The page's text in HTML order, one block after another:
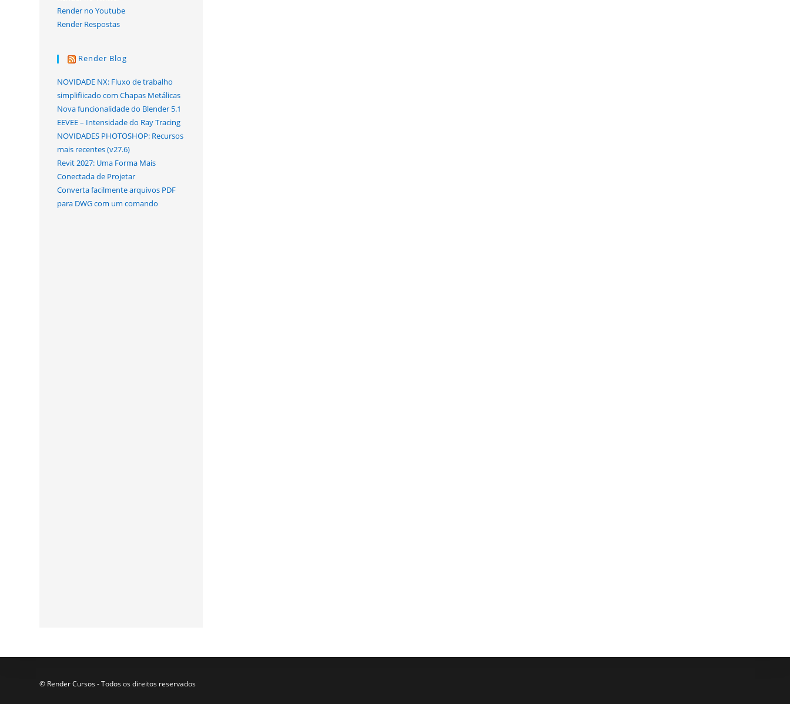
Render no Youtube
Render Respostas
Render Blog
NOVIDADE NX: Fluxo de trabalho
simplifiicado com Chapas Metálicas
Nova funcionalidade do Blender 5.1
EEVEE – Intensidade do Ray Tracing
NOVIDADES PHOTOSHOP: Recursos
mais recentes (v27.6)
Revit 2027: Uma Forma Mais
Conectada de Projetar
Converta facilmente arquivos PDF
para DWG com um comando
© Render Cursos - Todos os direitos reservados